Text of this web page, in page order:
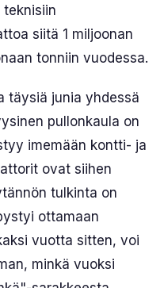
teknisiin
siitä 1 miljoonan
tonniin vuodessa.
täysiä junia yhdessä
pullonkaula on
imemään kontti- ja
ovat siihen
tulkinta on
ottamaan
vuotta sitten, voi
minkä vuoksi